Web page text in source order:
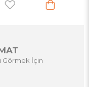
Görmek İçin